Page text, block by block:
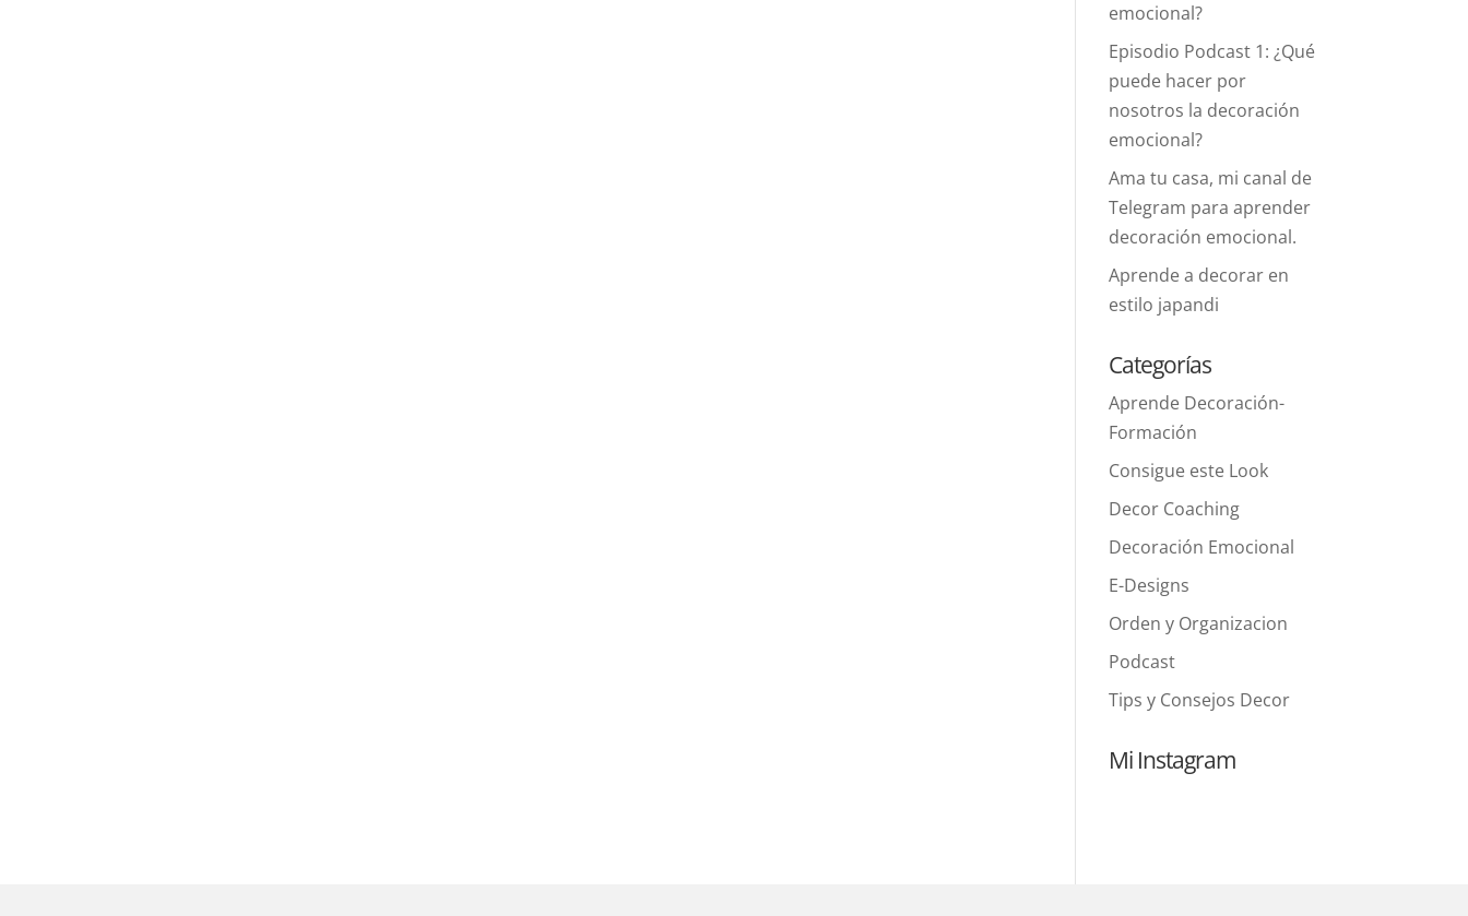
emocional?
Episodio Podcast 1: ¿Qué
puede hacer por
nosotros la decoración
emocional?
Ama tu casa, mi canal de
Telegram para aprender
decoración emocional.
Aprende a decorar en
estilo japandi
Categorías
Aprende Decoración-
Formación
Consigue este Look
Decor Coaching
Decoración Emocional
E-Designs
Orden y Organizacion
Podcast
Tips y Consejos Decor
Mi Instagram